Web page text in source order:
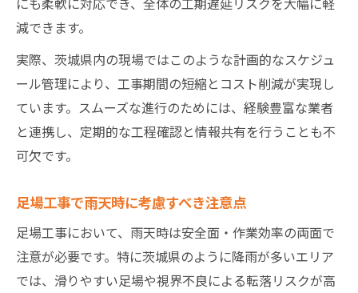
減できます。
実際、茨城県内の現場ではこのような計画的なスケジュ
ール管理により、工事期間の短縮とコスト削減が実現し
ています。スムーズな進行のためには、経験豊富な業者
と連携し、定期的な工程確認と情報共有を行うことも不
可欠です。
足場工事で雨天時に考慮すべき注意点
足場工事において、雨天時は安全面・作業効率の両面で
注意が必要です。特に茨城県のように降雨が多いエリア
では、滑りやすい足場や視界不良による転落リスクが高